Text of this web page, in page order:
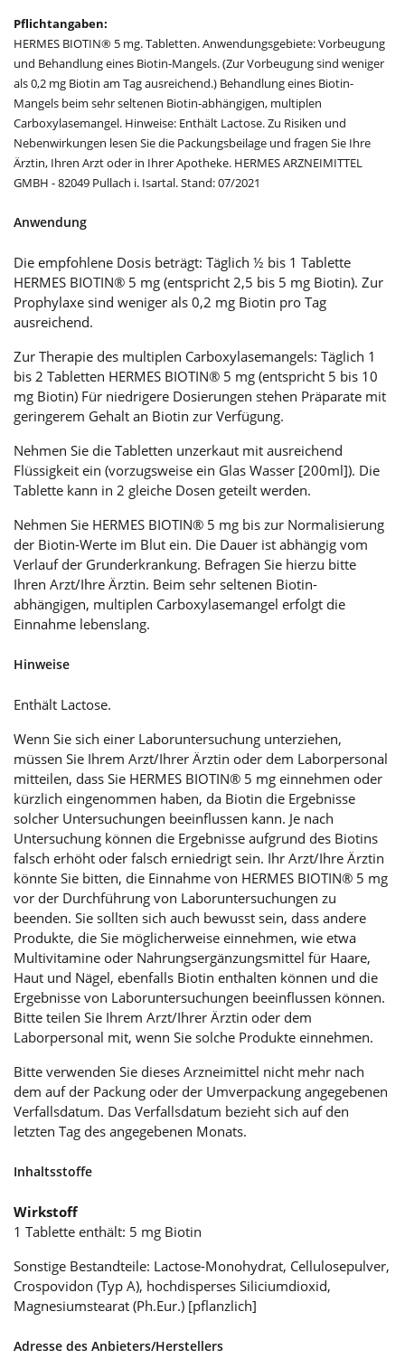
Pflichtangaben:
HERMES BIOTIN® 5 mg. Tabletten. Anwendungsgebiete: Vorbeugung
und Behandlung eines Biotin-Mangels. (Zur Vorbeugung sind weniger
als 0,2 mg Biotin am Tag ausreichend.) Behandlung eines Biotin-
Mangels beim sehr seltenen Biotin-abhängigen, multiplen
Carboxylasemangel. Hinweise: Enthält Lactose. Zu Risiken und
Nebenwirkungen lesen Sie die Packungsbeilage und fragen Sie Ihre
Ärztin, Ihren Arzt oder in Ihrer Apotheke. HERMES ARZNEIMITTEL
GMBH - 82049 Pullach i. Isartal. Stand: 07/2021
Anwendung
Die empfohlene Dosis beträgt: Täglich ½ bis 1 Tablette
HERMES BIOTIN® 5 mg (entspricht 2,5 bis 5 mg Biotin). Zur
Prophylaxe sind weniger als 0,2 mg Biotin pro Tag
ausreichend.
Zur Therapie des multiplen Carboxylasemangels: Täglich 1
bis 2 Tabletten HERMES BIOTIN® 5 mg (entspricht 5 bis 10
mg Biotin) Für niedrigere Dosierungen stehen Präparate mit
geringerem Gehalt an Biotin zur Verfügung.
Nehmen Sie die Tabletten unzerkaut mit ausreichend
Flüssigkeit ein (vorzugsweise ein Glas Wasser [200ml]). Die
Tablette kann in 2 gleiche Dosen geteilt werden.
Nehmen Sie HERMES BIOTIN® 5 mg bis zur Normalisierung
der Biotin-Werte im Blut ein. Die Dauer ist abhängig vom
Verlauf der Grunderkrankung. Befragen Sie hierzu bitte
Ihren Arzt/Ihre Ärztin. Beim sehr seltenen Biotin-
abhängigen, multiplen Carboxylasemangel erfolgt die
Einnahme lebenslang.
Hinweise
Enthält Lactose.
Wenn Sie sich einer Laboruntersuchung unterziehen,
müssen Sie Ihrem Arzt/Ihrer Ärztin oder dem Laborpersonal
mitteilen, dass Sie HERMES BIOTIN® 5 mg einnehmen oder
kürzlich eingenommen haben, da Biotin die Ergebnisse
solcher Untersuchungen beeinflussen kann. Je nach
Untersuchung können die Ergebnisse aufgrund des Biotins
falsch erhöht oder falsch erniedrigt sein. Ihr Arzt/Ihre Ärztin
könnte Sie bitten, die Einnahme von HERMES BIOTIN® 5 mg
vor der Durchführung von Laboruntersuchungen zu
beenden. Sie sollten sich auch bewusst sein, dass andere
Produkte, die Sie möglicherweise einnehmen, wie etwa
Multivitamine oder Nahrungsergänzungsmittel für Haare,
Haut und Nägel, ebenfalls Biotin enthalten können und die
Ergebnisse von Laboruntersuchungen beeinflussen können.
Bitte teilen Sie Ihrem Arzt/Ihrer Ärztin oder dem
Laborpersonal mit, wenn Sie solche Produkte einnehmen.
Bitte verwenden Sie dieses Arzneimittel nicht mehr nach
dem auf der Packung oder der Umverpackung angegebenen
Verfallsdatum. Das Verfallsdatum bezieht sich auf den
letzten Tag des angegebenen Monats.
Inhaltsstoffe
Wirkstoff
1 Tablette enthält: 5 mg Biotin
Sonstige Bestandteile: Lactose-Monohydrat, Cellulosepulver,
Crospovidon (Typ A), hochdisperses Siliciumdioxid,
Magnesiumstearat (Ph.Eur.) [pflanzlich]
Adresse des Anbieters/Herstellers